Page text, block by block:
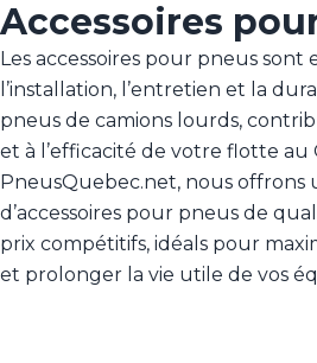
Accessoires
Les accessoires pour pneus sont
l’installation, l’entretien et la
pneus de camions lourds,
et à l’efficacité de votre flotte au
PneusQuebec.net, nous offrons
d’accessoires pour pneus de
prix compétitifs, idéals pour
et prolonger la vie utile de vos